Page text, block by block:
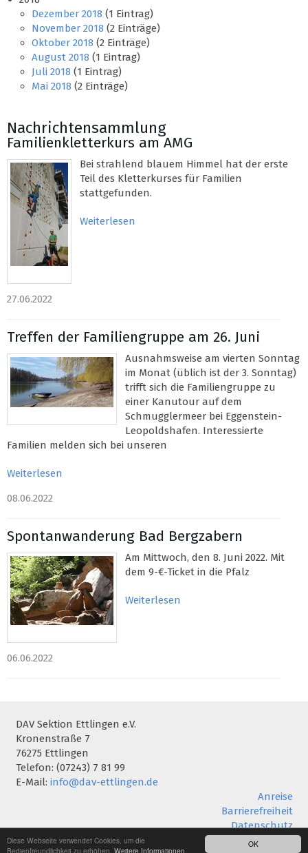
OK
Diese Webseite verwendet Cookies, um die
Bedienfreundlichkeit zu erhöhen. Weitere Informationen.
Dezember 2018 (1 Eintrag)
November 2018 (2 Einträge)
Oktober 2018 (2 Einträge)
August 2018 (1 Eintrag)
Juli 2018 (1 Eintrag)
Mai 2018 (2 Einträge)
Nachrichtensammlung
Familienkletterkurs am AMG
Bei strahlend blauem Himmel hat der erste
Teil des Kletterkurses für Familien
stattgefunden.
Weiterlesen
27.06.2022
Treffen der Familiengruppe am 26. Juni
Ausnahmsweise am vierten Sonntag
im Monat (üblich ist der 3. Sonntag)
trifft sich die Familiengruppe zu
einer Kanutour auf dem
Schmugglermeer bei Eggenstein-
Leopoldshafen. Interessierte
Familien melden sich bei unseren
Weiterlesen
08.06.2022
Spontanwanderung Bad Bergzabern
Am Mittwoch, den 8. Juni 2022. Mit
dem 9-€-Ticket in die Pfalz
Weiterlesen
06.06.2022
DAV Sektion Ettlingen e.V.
Kronenstraße 7
76275 Ettlingen
Telefon: (07243) 7 81 99
E-Mail: info@dav-ettlingen.de
Anreise
Barrierefreiheit
Datenschutz
Impressum